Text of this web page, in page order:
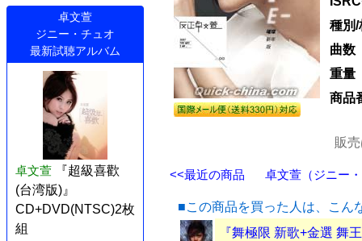
卓文萱
ジニー・チュオ
最新試聴アルバム
卓文萱
『超級喜歡
(台湾版)』
CD+DVD(NTSC)2枚
組
種別/
曲数
重量
商品
販
<<最近の商品 卓文萱（ジニー
■この商品を買った人は、こん
『舞極限 新歌+金選 舞